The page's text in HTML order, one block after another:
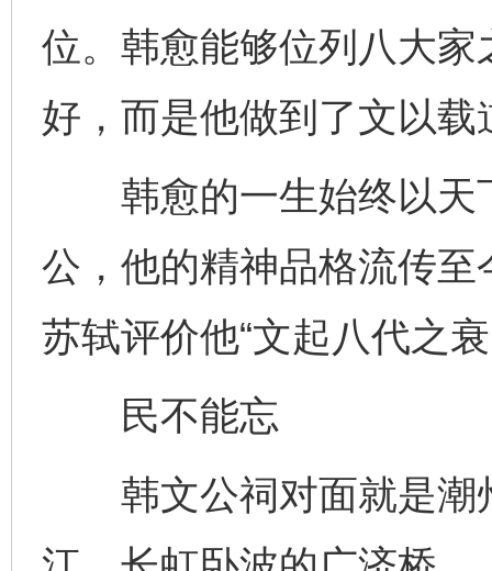
位。韩愈能够位列八大
好，而是他做到了文以
韩愈的一生始终以天
公，他的精神品格流传
苏轼评价他“文起八代之
民不能忘
韩文公祠对面就是潮